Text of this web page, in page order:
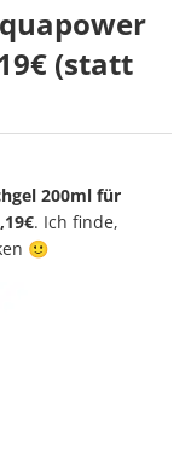
(statt
200ml für
. Ich finde,
🙂